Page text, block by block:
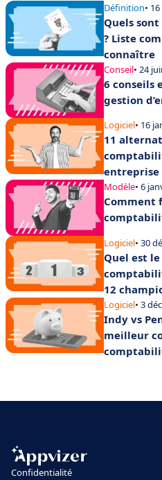
Définition•
Quels
? Liste
connaître
Conseil• 24
6 conseils
gestion
Logiciel• 16
11
entreprise
Modèle• 6
Comment
Logiciel• 30
Quel est
12
Logiciel• 3
Indy vs
meilleur
Confidentialité